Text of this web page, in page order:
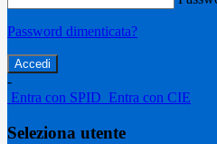
Password dimenticata?
-
Entra con SPID Entra con CIE
Seleziona utente